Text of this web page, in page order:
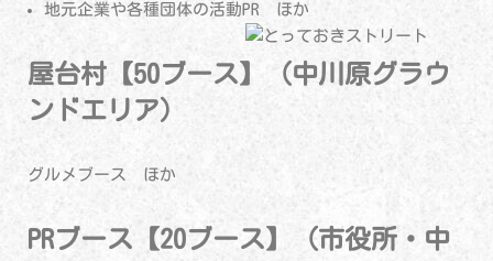
地元企業や各種団体の活動PR ほか
屋台村【50ブース】（中川原グラウ
ンドエリア）
グルメブース ほか
PRブース【20ブース】（市役所・中